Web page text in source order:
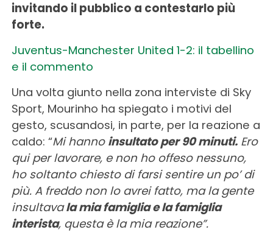
invitando il pubblico a contestarlo più
forte.
Juventus-Manchester United 1-2: il tabellino
e il commento
Una volta giunto nella zona interviste di Sky
Sport, Mourinho ha spiegato i motivi del
gesto, scusandosi, in parte, per la reazione a
caldo: “Mi hanno insultato per 90 minuti.Ero
qui per lavorare, e non ho offeso nessuno,
ho soltanto chiesto di farsi sentire un po’ di
più. A freddo non lo avrei fatto, ma la gente
insultavala mia famiglia e la famiglia
interista, questa è la mia reazione”.